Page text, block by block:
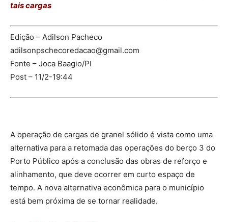
tais cargas
Edição – Adilson Pacheco
adilsonpschecoredacao@gmail.com
Fonte – Joca Baagio/PI
Post – 11/2-19:44
A operação de cargas de granel sólido é vista como uma
alternativa para a retomada das operações do berço 3 do
Porto Público após a conclusão das obras de reforço e
alinhamento, que deve ocorrer em curto espaço de
tempo. A nova alternativa econômica para o município
está bem próxima de se tornar realidade.